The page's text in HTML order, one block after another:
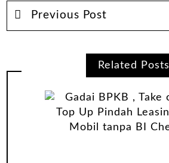
Previous Post
Related Posts